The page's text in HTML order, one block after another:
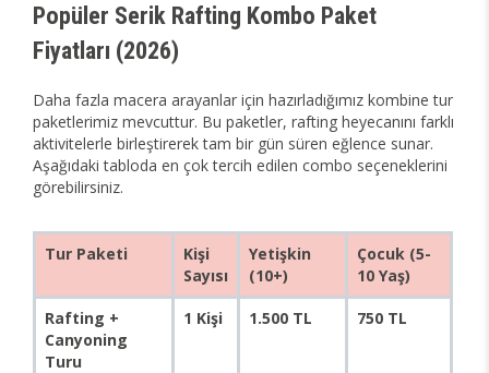
Popüler Serik Rafting Kombo Paket
Fiyatları (2026)
Daha fazla macera arayanlar için hazırladığımız kombine tur
paketlerimiz mevcuttur. Bu paketler, rafting heyecanını farklı
aktivitelerle birleştirerek tam bir gün süren eğlence sunar.
Aşağıdaki tabloda en çok tercih edilen combo seçeneklerini
görebilirsiniz.
Tur Paketi
Kişi
Sayısı
Yetişkin
(10+)
Çocuk (5-
10 Yaş)
Rafting +
Canyoning
Turu
1 Kişi 1.500 TL 750 TL